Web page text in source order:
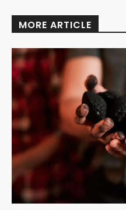
MORE ARTICLE